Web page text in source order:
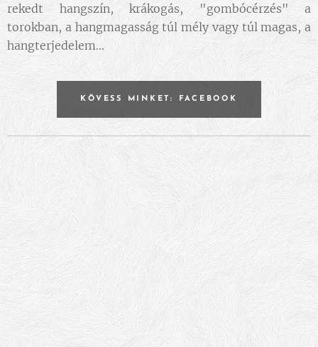
rekedt hangszín, krákogás, "gombócérzés" a
torokban, a hangmagasság túl mély vagy túl magas, a
hangterjedelem...
KÖVESS MINKET: FACEBOOK